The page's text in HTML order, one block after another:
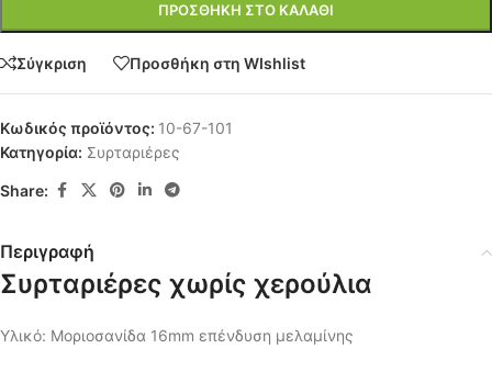
ΠΡΟΣΘΉΚΗ ΣΤΟ ΚΑΛΆΘΙ
Σύγκριση Προσθήκη στη WIshlist
Κωδικός προϊόντος: 10-67-101
Κατηγορία: Συρταριέρες
Share:
Περιγραφή
Συρταριέρες χωρίς χερούλια
Υλικό: Μοριοσανίδα 16mm επένδυση μελαμίνης